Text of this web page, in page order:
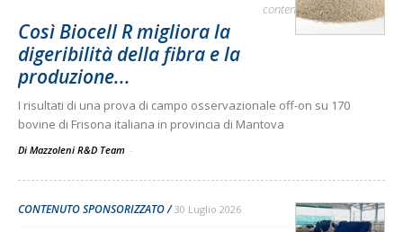
contenuto sponsorizzato
Così Biocell R migliora la
digeribilità della fibra e la
produzione...
I risultati di una prova di campo osservazionale off-on su 170
bovine di Frisona italiana in provincia di Mantova
Di Mazzoleni R&D Team -
CONTENUTO SPONSORIZZATO 30 Luglio 2026